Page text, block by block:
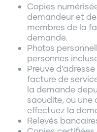
Copies
demandeur et
membres de la
demande.
Photos
personnes
Preuve
facture de
la demande
saoudite, ou une
effectuez la
Relevés